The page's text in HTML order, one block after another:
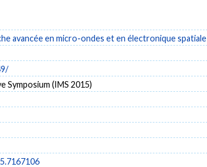
avancée en micro-ondes et en électronique spatiale
Symposium (IMS 2015)